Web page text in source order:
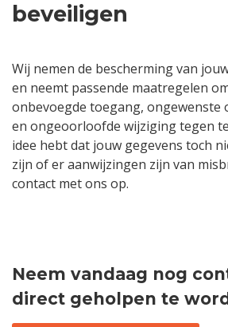
beveiligen
Wij nemen de bescherming van
en neemt passende maatregelen
onbevoegde toegang, ongewenste
en ongeoorloofde wijziging tegen
idee hebt dat jouw gegevens toch
zijn of er aanwijzingen zijn van
contact met ons op.
Neem vandaag nog
direct geholpen te